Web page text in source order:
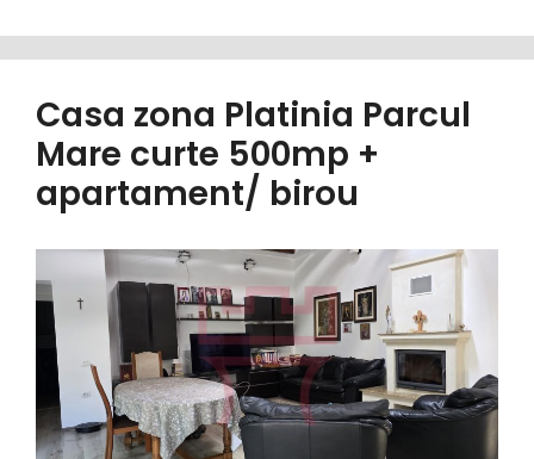
Casa zona Platinia Parcul
Mare curte 500mp +
apartament/ birou